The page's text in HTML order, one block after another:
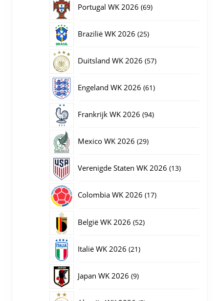
Portugal WK 2026 6969
Brazilië WK 2026 2525
Duitsland WK 2026 5757
Engeland WK 2026 6161
Frankrijk WK 2026 9494
Mexico WK 2026 2929
Verenigde Staten WK 2026 1313
Colombia WK 2026 1717
België WK 2026 5252
Italië WK 2026 2121
Japan WK 2026 99